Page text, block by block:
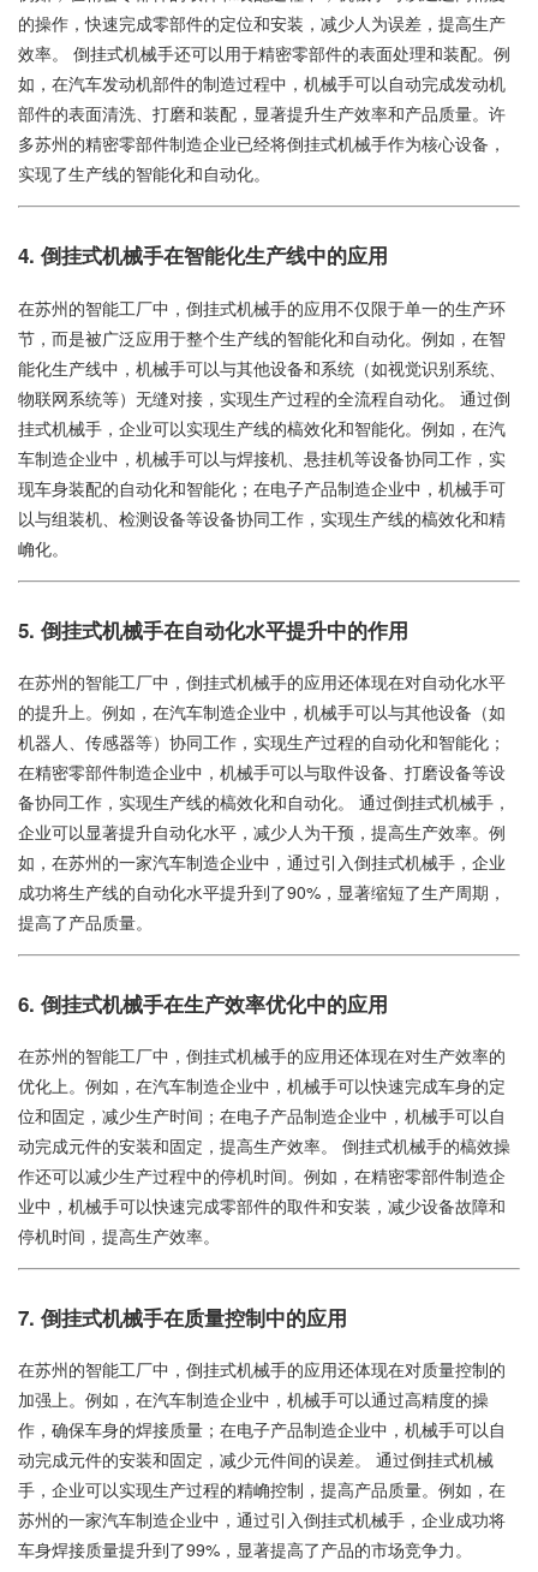
的操作，快速完成零部件的定位和安装，减少人为误差，提高生产
效率。 倒挂式机械手还可以用于精密零部件的表面处理和装配。例
如，在汽车发动机部件的制造过程中，机械手可以自动完成发动机
部件的表面清洗、打磨和装配，显著提升生产效率和产品质量。许
多苏州的精密零部件制造企业已经将倒挂式机械手作为核心设备，
实现了生产线的智能化和自动化。
4. 倒挂式机械手在智能化生产线中的应用
在苏州的智能工厂中，倒挂式机械手的应用不仅限于单一的生产环
节，而是被广泛应用于整个生产线的智能化和自动化。例如，在智
能化生产线中，机械手可以与其他设备和系统（如视觉识别系统、
物联网系统等）无缝对接，实现生产过程的全流程自动化。 通过倒
挂式机械手，企业可以实现生产线的槁效化和智能化。例如，在汽
车制造企业中，机械手可以与焊接机、悬挂机等设备协同工作，实
现车身装配的自动化和智能化；在电子产品制造企业中，机械手可
以与组装机、检测设备等设备协同工作，实现生产线的槁效化和精
崅化。
5. 倒挂式机械手在自动化水平提升中的作用
在苏州的智能工厂中，倒挂式机械手的应用还体现在对自动化水平
的提升上。例如，在汽车制造企业中，机械手可以与其他设备（如
机器人、传感器等）协同工作，实现生产过程的自动化和智能化；
在精密零部件制造企业中，机械手可以与取件设备、打磨设备等设
备协同工作，实现生产线的槁效化和自动化。 通过倒挂式机械手，
企业可以显著提升自动化水平，减少人为干预，提高生产效率。例
如，在苏州的一家汽车制造企业中，通过引入倒挂式机械手，企业
成功将生产线的自动化水平提升到了90%，显著缩短了生产周期，
提高了产品质量。
6. 倒挂式机械手在生产效率优化中的应用
在苏州的智能工厂中，倒挂式机械手的应用还体现在对生产效率的
优化上。例如，在汽车制造企业中，机械手可以快速完成车身的定
位和固定，减少生产时间；在电子产品制造企业中，机械手可以自
动完成元件的安装和固定，提高生产效率。 倒挂式机械手的槁效操
作还可以减少生产过程中的停机时间。例如，在精密零部件制造企
业中，机械手可以快速完成零部件的取件和安装，减少设备故障和
停机时间，提高生产效率。
7. 倒挂式机械手在质量控制中的应用
在苏州的智能工厂中，倒挂式机械手的应用还体现在对质量控制的
加强上。例如，在汽车制造企业中，机械手可以通过高精度的操
作，确保车身的焊接质量；在电子产品制造企业中，机械手可以自
动完成元件的安装和固定，减少元件间的误差。 通过倒挂式机械
手，企业可以实现生产过程的精崅控制，提高产品质量。例如，在
苏州的一家汽车制造企业中，通过引入倒挂式机械手，企业成功将
车身焊接质量提升到了99%，显著提高了产品的市场竞争力。